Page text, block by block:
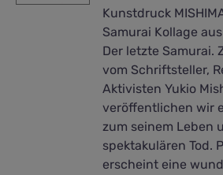
Kunstdruck
Samurai Kollage aus
Der letzte Samurai.
vom Schriftsteller,
Aktivisten Yukio
veröffentlichen wir
zum seinem Leben
spektakulären Tod.
erscheint eine